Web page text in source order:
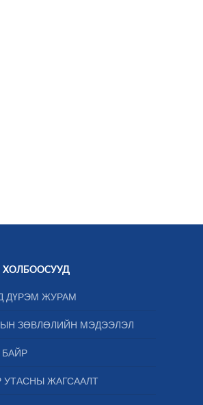
ХОЛБООСУУД
ДҮРЭМ ЖУРАМ
ЗӨВЛӨЛИЙН МЭДЭЭЛЭЛ
УТАСНЫ ЖАГСААЛТ